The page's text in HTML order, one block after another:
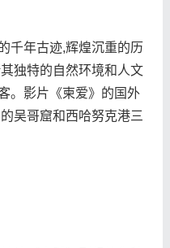
年古迹,辉煌沉重的历
独特的自然环境和人文
。影片《柬爱》的国外
吴哥窟和西哈努克港三